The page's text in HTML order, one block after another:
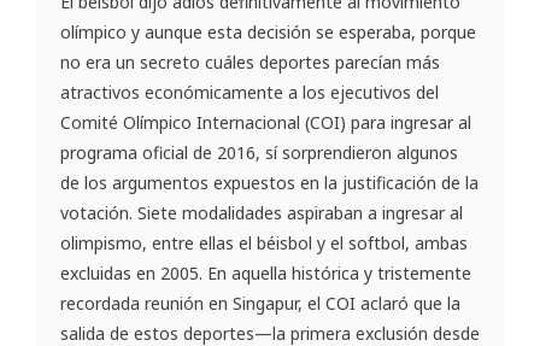
olímpico y aunque esta decisión se esperaba, porque
no era un secreto cuáles deportes parecían más
atractivos económicamente a los ejecutivos del
Comité Olímpico Internacional (COI) para ingresar al
programa oficial de 2016, sí sorprendieron algunos
de los argumentos expuestos en la justificación de la
votación. Siete modalidades aspiraban a ingresar al
olimpismo, entre ellas el béisbol y el softbol, ambas
excluidas en 2005. En aquella histórica y tristemente
recordada reunión en Singapur, el COI aclaró que la
salida de estos deportes—la primera exclusión desde